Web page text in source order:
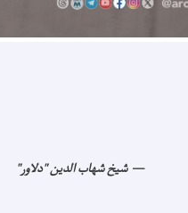
شیخ شهاب الدین "دلاور"